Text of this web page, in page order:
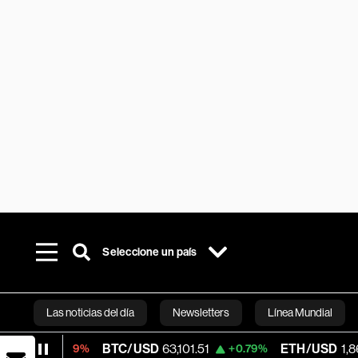
Seleccione un país
Las noticias del día Newsletters Línea Mundial
Bloomberg
BTC/USD 63,101.51 +0.79% ETH/USD 1,860.20